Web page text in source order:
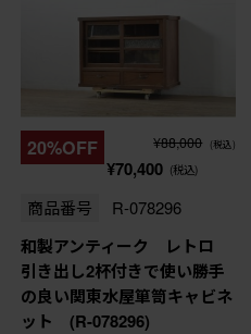
20%OFF ¥88,000 (税込)
¥70,400 (税込)
商品番号 R-078296
和製アンティーク レトロ
引き出し2杯付きで使い勝手
の良い関東水屋箪笥キャビネ
ット (R-078296)